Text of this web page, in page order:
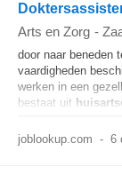
Arts en Zorg -
door naar beneden
vaardigheden
werken in een
bestaat uit
joblookup.com - 6